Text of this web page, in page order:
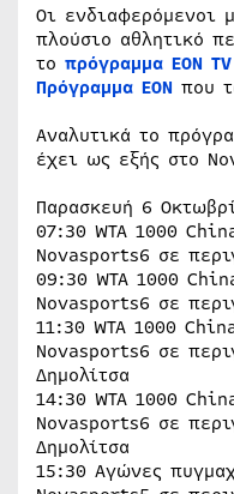
Οι ενδιαφερόμενοι
πλούσιο αθλητικό
το πρόγραμμα ΕΟΝ ΤV
Πρόγραμμα ΕΟΝ που
Αναλυτικά το
έχει ως εξής στο
Παρασκευή 6
07:30 WTA 1000
Novasports6 σε
09:30 WTA 1000
Novasports6 σε
11:30 WTA 1000
Novasports6 σε
Δημολίτσα
14:30 WTA 1000
Novasports6 σε
Δημολίτσα
15:30 Αγώνες